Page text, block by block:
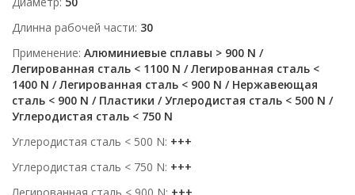
Длинна рабочей части 30
Применение Алюминиевые сплавы > 900 N /
Легированная сталь < 1100 N / Легированная сталь <
1400 N / Легированная сталь < 900 N / Нержавеющая
сталь < 900 N / Пластики / Углеродистая сталь < 500 N /
Углеродистая сталь < 750 N
Углеродистая сталь < 500 N +++
Углеродистая сталь < 750 N +++